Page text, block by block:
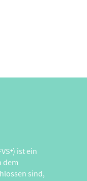
+) ist ein
dem
sind,